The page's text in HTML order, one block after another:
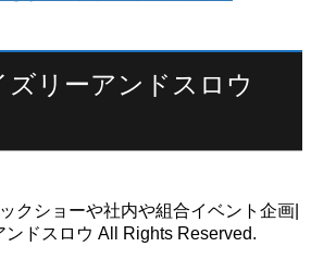
ズリーアンドスロウ
クショーや社内や組合イベント企画|
ドスロウ All Rights Reserved.